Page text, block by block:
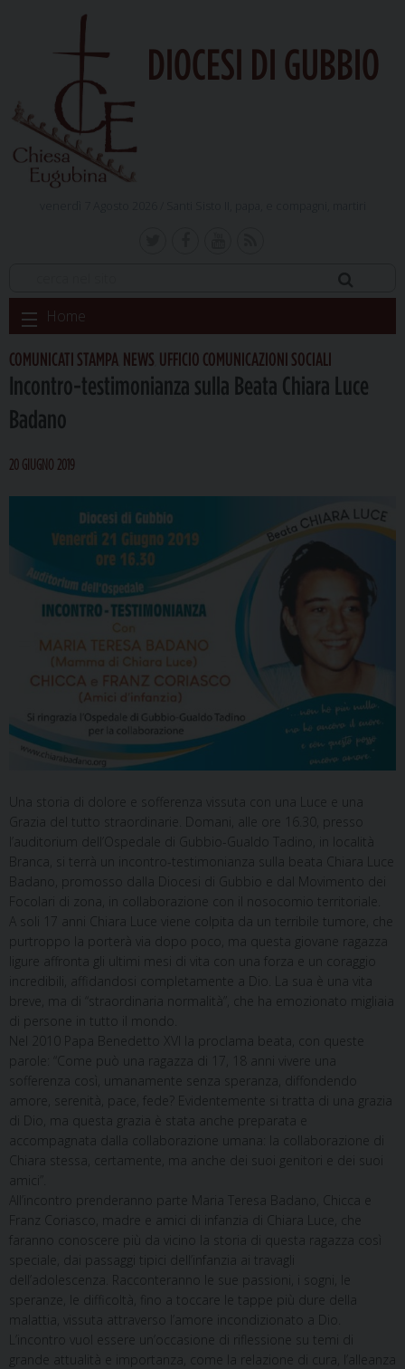
DIOCESI DI GUBBIO
Skip
to
content
Home
COMUNICATI STAMPA NEWS UFFICIO COMUNICAZIONI SOCIALI
Incontro-testimonianza sulla Beata Chiara Luce
Badano
20 GIUGNO 2019
Una storia di dolore e sofferenza vissuta con una Luce e una
Grazia del tutto straordinarie. Domani, alle ore 16.30, presso
l’auditorium dell’Ospedale di Gubbio-Gualdo Tadino, in località
Branca, si terrà un incontro-testimonianza sulla beata Chiara Luce
Badano, promosso dalla Diocesi di Gubbio e dal Movimento dei
Focolari di zona, in collaborazione con il nosocomio territoriale.
A soli 17 anni Chiara Luce viene colpita da un terribile tumore, che
purtroppo la porterà via dopo poco, ma questa giovane ragazza
ligure affronta gli ultimi mesi di vita con una forza e un coraggio
incredibili, affidandosi completamente a Dio. La sua è una vita
breve, ma di “straordinaria normalità”, che ha emozionato migliaia
di persone in tutto il mondo.
Nel 2010 Papa Benedetto XVI la proclama beata, con queste
parole: “Come può una ragazza di 17, 18 anni vivere una
sofferenza così, umanamente senza speranza, diffondendo
amore, serenità, pace, fede? Evidentemente si tratta di una grazia
di Dio, ma questa grazia è stata anche preparata e
accompagnata dalla collaborazione umana: la collaborazione di
Chiara stessa, certamente, ma anche dei suoi genitori e dei suoi
amici”.
All’incontro prenderanno parte Maria Teresa Badano, Chicca e
Franz Coriasco, madre e amici di infanzia di Chiara Luce, che
faranno conoscere più da vicino la storia di questa ragazza così
speciale, dai passaggi tipici dell’infanzia ai travagli
dell’adolescenza. Racconteranno le sue passioni, i sogni, le
speranze, le difficoltà, fino a toccare le tappe più dure della
malattia, vissuta attraverso l’amore incondizionato a Dio.
L’incontro vuol essere un’occasione di riflessione su temi di
grande attualità e importanza, come la relazione di cura, l’alleanza